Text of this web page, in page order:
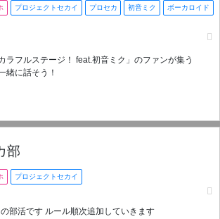
プロジェクトセカイ プロセカ 初音ミク ボーカロイド
ラフルステージ！ feat.初音ミク」のファンが集う
緒に話そう！
部
プロジェクトセカイ
部活です ルール順次追加していきます